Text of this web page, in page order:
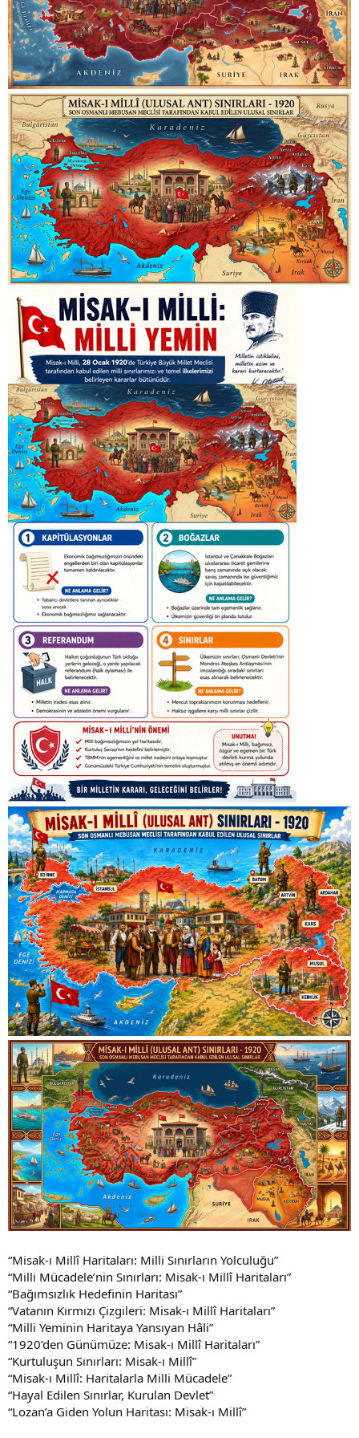
“Misak-ı Millî Haritaları: Milli Sınırların Yolculuğu”
“Milli Mücadele’nin Sınırları: Misak-ı Millî Haritaları”
“Bağımsızlık Hedefinin Haritası”
“Vatanın Kırmızı Çizgileri: Misak-ı Millî Haritaları”
“Milli Yeminin Haritaya Yansıyan Hâli”
“1920’den Günümüze: Misak-ı Millî Haritaları”
“Kurtuluşun Sınırları: Misak-ı Millî”
“Misak-ı Millî: Haritalarla Milli Mücadele”
“Hayal Edilen Sınırlar, Kurulan Devlet”
“Lozan’a Giden Yolun Haritası: Misak-ı Millî”